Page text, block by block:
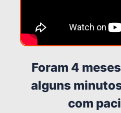
Foram 4
alguns
com